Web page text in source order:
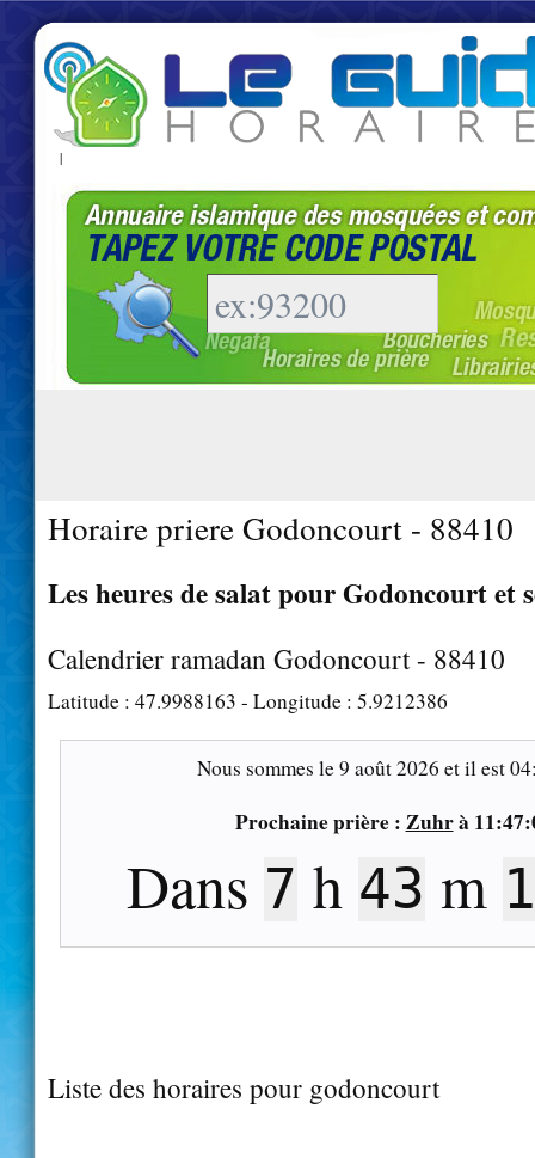
|
Horaire priere Godoncourt - 88410
Les heures de salat pour Godoncourt et
Calendrier ramadan Godoncourt - 88410
Latitude : 47.9988163 - Longitude : 5.9212386
Nous sommes le9 août 2026 et il est
Prochaine prière : Zuhrà
Dans 7 h 43 m
Liste des horaires pour godoncourt